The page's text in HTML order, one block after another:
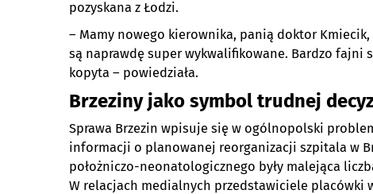
pozyskana z Łodzi.
– Mamy nowego kierownika, panią doktor Kmiecik,
są naprawdę super wykwalifikowane. Bardzo fajni
kopyta – powiedziała.
Brzeziny jako symbol trudnej
Sprawa Brzezin wpisuje się w ogólnopolski
informacji o planowanej reorganizacji szpitala w
położniczo-neonatologicznego były malejąca
W relacjach medialnych przedstawiciele placówki